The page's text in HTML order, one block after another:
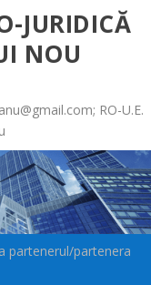
JURIDICĂ
NOU
; RO-U.E.
partenerul/partenera